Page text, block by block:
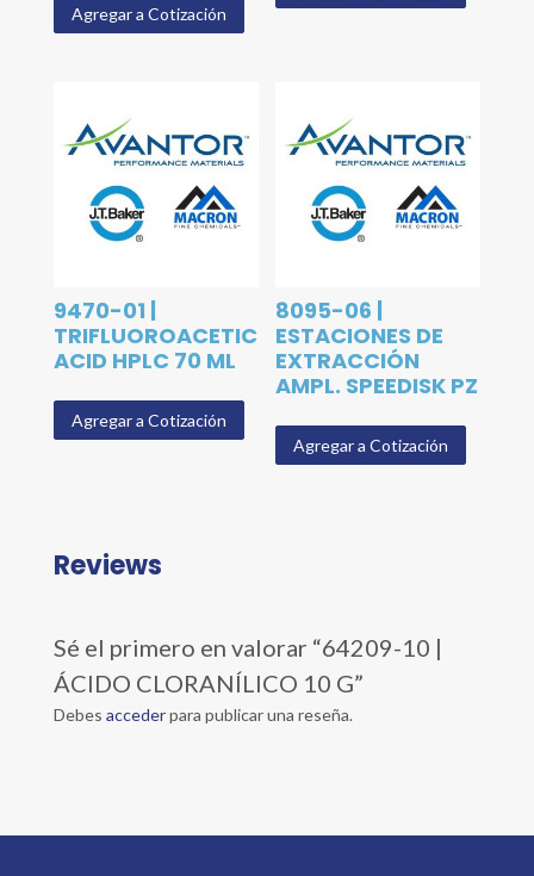
Agregar a Cotización
9470-01 |
TRIFLUOROACETIC
ACID HPLC 70 ML
Agregar a Cotización
8095-06 |
ESTACIONES DE
EXTRACCIÓN
AMPL. SPEEDISK PZ
Agregar a Cotización
Reviews
Sé el primero en valorar “64209-10 |
ÁCIDO CLORANÍLICO 10 G”
Debes accederpara publicar una reseña.